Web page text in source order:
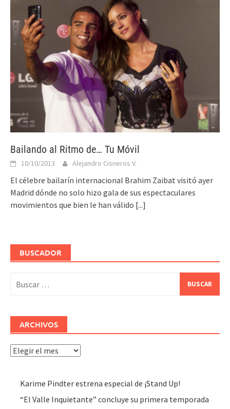
Bailando al Ritmo de… Tu Móvil
10/10/2013 Alejandro Cisneros V.
El célebre bailarín internacional Brahim Zaibat visitó ayer
Madrid dónde no solo hizo gala de sus espectaculares
movimientos que bien le han válido [...]
BUSCADOR
ARCHIVOS
Archivos
Karime Pindter estrena especial de ¡Stand Up!
“El Valle Inquietante” concluye su primera temporada